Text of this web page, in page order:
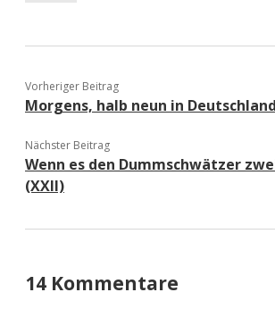
Vorheriger Beitrag
Morgens, halb neun in Deutschland
Nächster Beitrag
Wenn es den Dummschwätzer
(XXII)
14 Kommentare